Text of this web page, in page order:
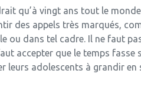
qu’à vingt ans tout le
des appels très marqués,
dans tel cadre. Il ne faut
accepter que le temps
adolescents à grandir